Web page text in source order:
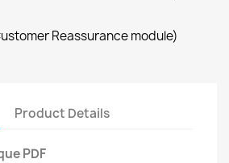
Reassurance module)
Product Details
PDF